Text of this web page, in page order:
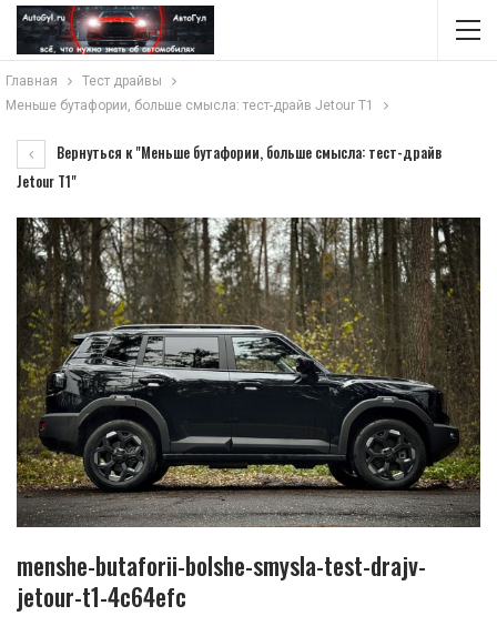
Главная
Тест драйвы
Меньше бутафории, больше смысла: тест-драйв Jetour T1
Вернуться к "Меньше бутафории, больше смысла: тест-драйв
Jetour T1"
menshe-butaforii-bolshe-smysla-test-drajv-
jetour-t1-4c64efc